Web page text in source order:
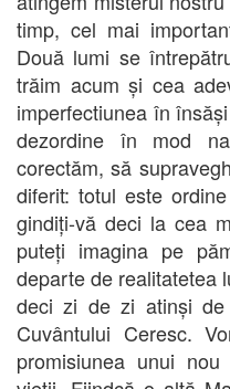
timp, cel mai
Două lumi se
trăim acum și cea
imperfectiunea în
dezordine în mod
corectăm, să
diferit: totul este
gindiți-vă deci la cea
puteți imagina pe
departe de realitatetea
deci zi de zi atinși de
Cuvântului Ceresc.
promisiunea unui